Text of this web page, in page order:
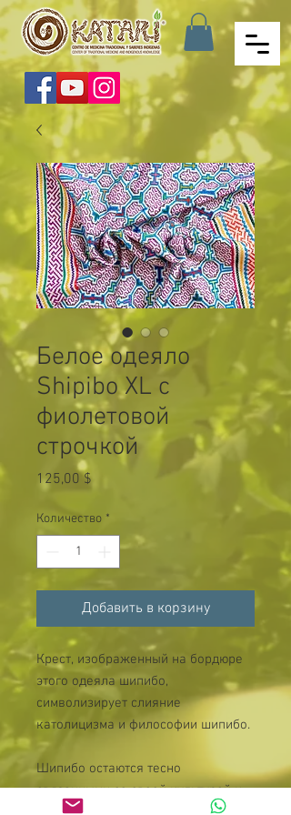
Белое одеяло
Shipibo XL с
фиолетовой
строчкой
125,00 $
Количество *
Добавить в корзину
Крест, изображенный на бордюре
этого одеяла шипибо,
символизирует слияние
католицизма и философии шипибо.
Шипибо остаются тесно
связанными со своей культурой и